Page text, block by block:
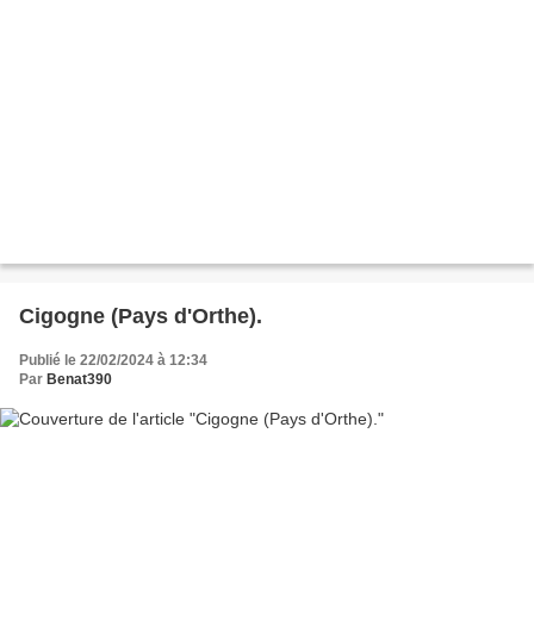
Cigogne (Pays d'Orthe).
Publié le 22/02/2024 à 12:34
Par Benat390